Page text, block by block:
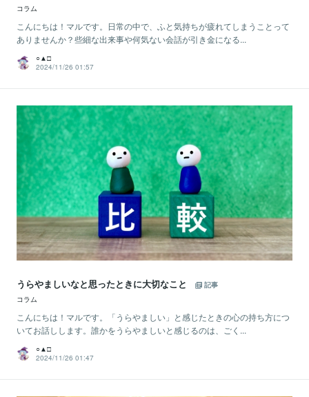
コラム
こんにちは！マルです。日常の中で、ふと気持ちが疲れてしまうことって
ありませんか？些細な出来事や何気ない会話が引き金になる...
○▲□
2024/11/26 01:57
うらやましいなと思ったときに大切なこと
記事
コラム
こんにちは！マルです。「うらやましい」と感じたときの心の持ち方につ
いてお話しします。誰かをうらやましいと感じるのは、ごく...
○▲□
2024/11/26 01:47